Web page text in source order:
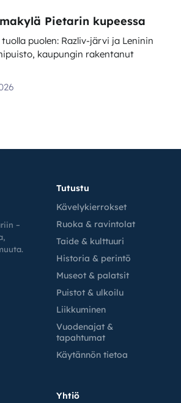
Pietarin kupeessa
puolen: Razliv-järvi ja Leninin
kaupungin rakentanut
–
Tutustu
Kävelykierrokset
Ruoka & ravintolat
Taide & kulttuuri
Historia & perintö
Museot & palatsit
Puistot & ulkoilu
Liikkuminen
Vuodenajat &
tapahtumat
Käytännön tietoa
Yhtiö